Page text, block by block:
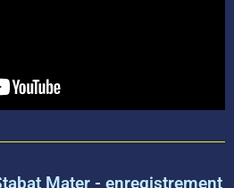
Mater - enregistrement